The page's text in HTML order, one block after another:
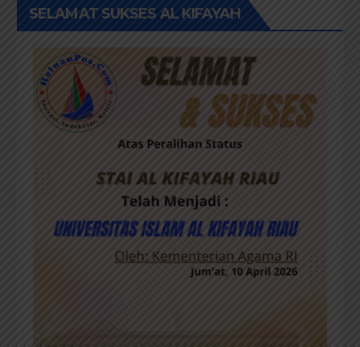
SELAMAT SUKSES AL KIFAYAH